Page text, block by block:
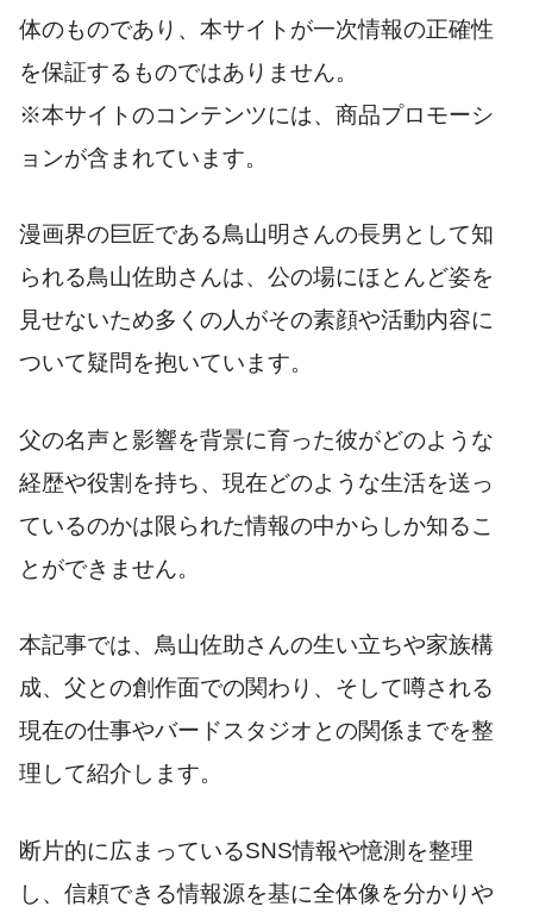
体のものであり、本サイトが一次情報の正確性
を保証するものではありません。
※本サイトのコンテンツには、商品プロモーシ
ョンが含まれています。
漫画界の巨匠である鳥山明さんの長男として知
られる鳥山佐助さんは、公の場にほとんど姿を
見せないため多くの人がその素顔や活動内容に
ついて疑問を抱いています。
父の名声と影響を背景に育った彼がどのような
経歴や役割を持ち、現在どのような生活を送っ
ているのかは限られた情報の中からしか知るこ
とができません。
本記事では、鳥山佐助さんの生い立ちや家族構
成、父との創作面での関わり、そして噂される
現在の仕事やバードスタジオとの関係までを整
理して紹介します。
断片的に広まっているSNS情報や憶測を整理
し、信頼できる情報源を基に全体像を分かりや